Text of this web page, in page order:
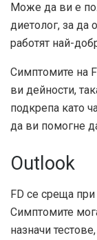
Може да ви е
диетолог, за да
работят най-
Симптомите на
ви дейности,
подкрепа като
да ви помогне
Outlook
FD се среща
Симптомите
назначи